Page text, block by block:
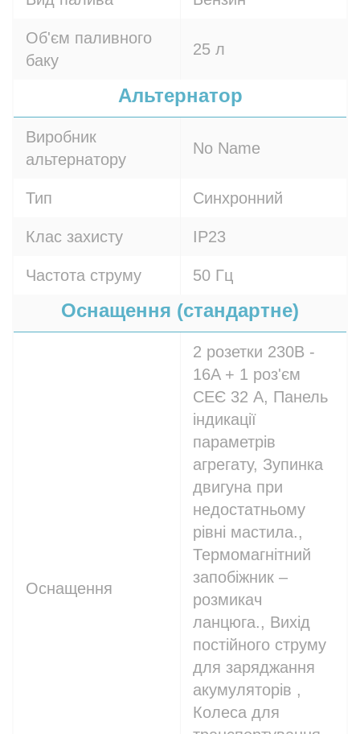
Об'єм паливного
баку
25 л
Альтернатор
Виробник
альтернатору
No Name
Тип Синхронний
Клас захисту IP23
Частота струму 50 Гц
Оснащення (стандартне)
Оснащення
2 розетки 230В -
16A + 1 роз'єм
СЕЄ 32 A, Панель
індикації
параметрів
агрегату, Зупинка
двигуна при
недостатньому
рівні мастила.,
Термомагнітний
запобіжник –
розмикач
ланцюга., Вихід
постійного струму
для заряджання
акумуляторів ,
Колеса для